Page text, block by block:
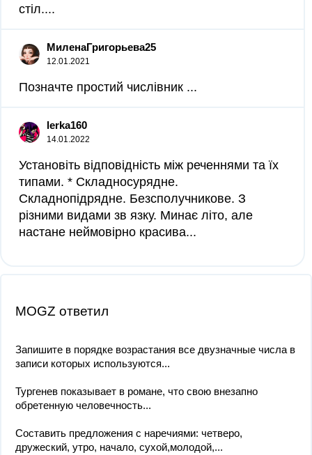
стіл....
МиленаГригорьева25
12.01.2021
Позначте простий числівник ​...
lerka160
14.01.2022
Установіть відповідність між реченнями та їх
типами. * Складносурядне.
Складнопідрядне. Безсполучникове. З
різними видами зв язку. Минає літо, але
настане неймовірно красива...
MOGZ ответил
Запишите в порядке возрастания все двузначные числа в
записи которых используются...
Тургенев показывает в романе, что свою внезапно
обретенную человечность...
Составить предложения с наречиями: четверо,
дружеский, утро, начало, сухой,молодой,...